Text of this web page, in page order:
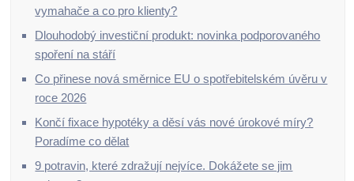
vymahače a co pro klienty?
Dlouhodobý investiční produkt: novinka podporovaného
spoření na stáří
Co přinese nová směrnice EU o spotřebitelském úvěru v
roce 2026
Končí fixace hypotéky a děsí vás nové úrokové míry?
Poradíme co dělat
9 potravin, které zdražují nejvíce. Dokážete se jim